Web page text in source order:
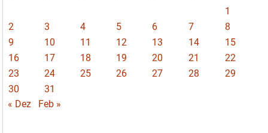
1
2
3 4 5 6 7
8
9
10 11 12 13 14
15
16
17 18 19 20 21
22
23
24 25 26 27 28
29
30
31
« Dez
Feb »